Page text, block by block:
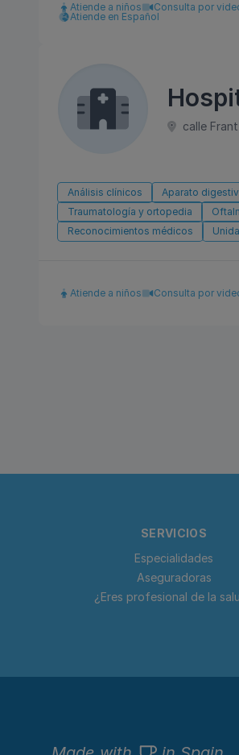
Atiende a niños Consulta por
Atiende en Español
calle
Análisis clínicos Aparato
Traumatología y ortopedia
Reconocimientos médicos
Atiende a niños Consulta por
SERVICIOS
Especialidades
Aseguradoras
¿Eres profesional de la